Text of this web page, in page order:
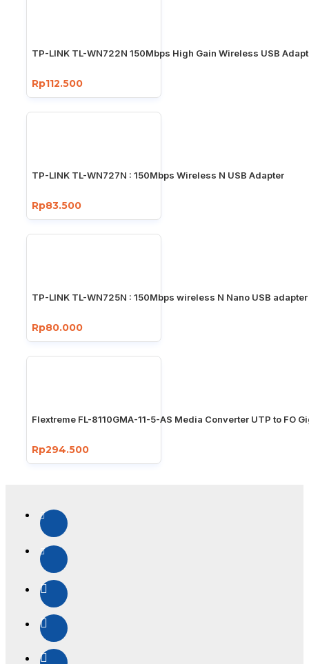
TP-LINK TL-WN722N 150Mbps High Gain Wireless USB
Rp112.500
TP-LINK TL-WN727N : 150Mbps Wireless N USB Adapter
Rp83.500
TP-LINK TL-WN725N : 150Mbps wireless N Nano USB adapter
Rp80.000
Flextreme FL-8110GMA-11-5-AS Media Converter UTP to FO
Rp294.500